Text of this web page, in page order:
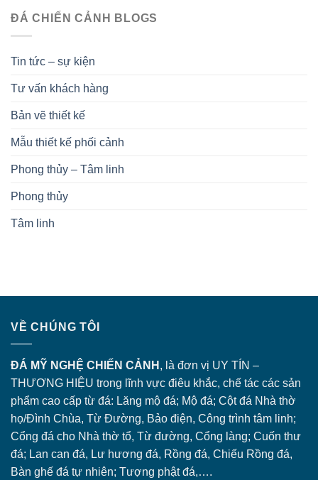
ĐÁ CHIẾN CẢNH BLOGS
Tin tức – sự kiện
Tư vấn khách hàng
Bản vẽ thiết kế
Mẫu thiết kế phối cảnh
Phong thủy – Tâm linh
Phong thủy
Tâm linh
VỀ CHÚNG TÔI
ĐÁ MỸ NGHỆ CHIẾN CẢNH , là đơn vị UY TÍN –
THƯƠNG HIỆU trong lĩnh vực điêu khắc, chế tác các sản
phẩm cao cấp từ đá: Lăng mộ đá; Mộ đá; Cột đá Nhà thờ
họ/Đình Chùa, Từ Đường, Bảo điện, Công trình tâm linh;
Cổng đá cho Nhà thờ tổ, Từ đường, Cổng làng; Cuốn thư
đá; Lan can đá, Lư hương đá, Rồng đá, Chiếu Rồng đá,
Bàn ghế đá tự nhiên; Tượng phật đá,….